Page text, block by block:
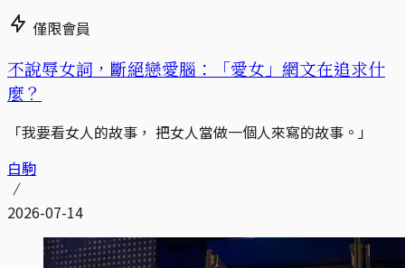
僅限會員
不說辱女詞，斷絕戀愛腦：「愛女」網文在追求什
麼？
「我要看女人的故事， 把女人當做一個人來寫的故事。」
白駒
2026-07-14